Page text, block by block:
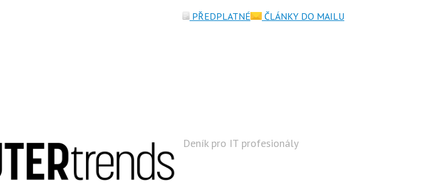
Deník pro IT profesionály
PŘEDPLATNÉ ČLÁNKY DO MAILU